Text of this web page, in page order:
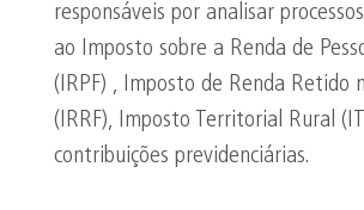
responsáveis por analisar
ao Imposto sobre a Renda de
(IRPF) , Imposto de Renda Retido
(IRRF), Imposto Territorial Rural
contribuições previdenciárias.